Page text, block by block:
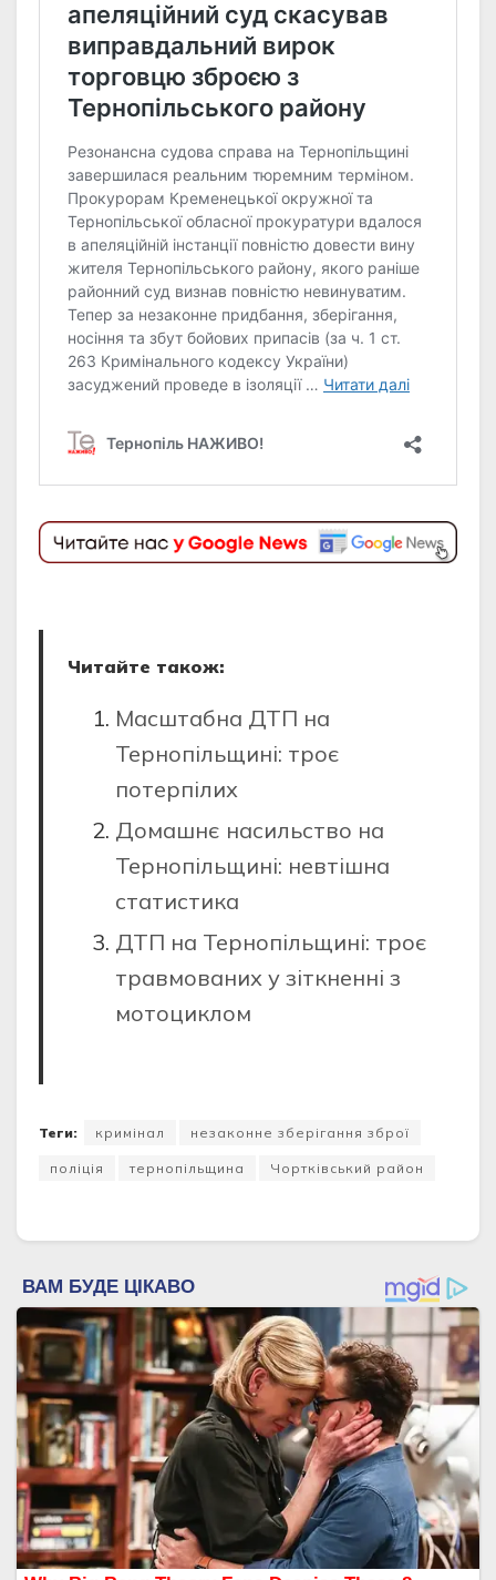
Читайте також:
Масштабна ДТП на
Тернопільщині: троє
потерпілих
Домашнє насильство на
Тернопільщині: невтішна
статистика
ДТП на Тернопільщині: троє
травмованих у зіткненні з
мотоциклом
Теги: кримінал незаконне зберігання зброї
поліція тернопільщина Чортківський район